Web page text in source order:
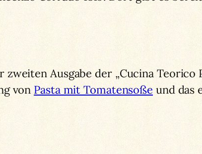
Ausgabe der „Cucina Teorico
von Pasta mit Tomatensoße und das